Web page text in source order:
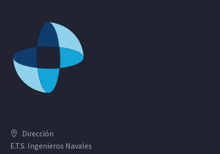
Dirección
E.T.S. Ingenieros Navales